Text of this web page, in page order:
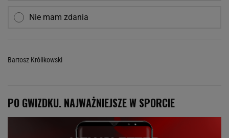
Nie mam zdania
Bartosz Królikowski